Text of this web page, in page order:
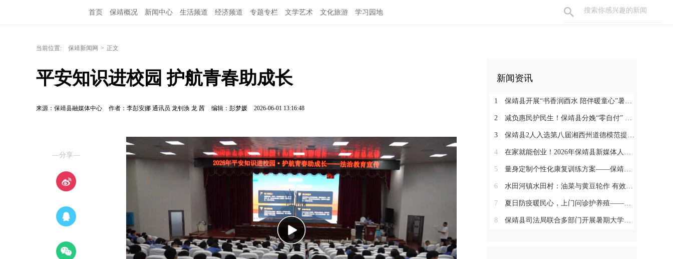
首页 保靖概况 新闻中心 生活频道 经济频道 专题专栏 文学艺术 文化旅游 学习园地
当前位置: 保靖新闻网 > 正文
平安知识进校园 护航青春助成长
来源：保靖县融媒体中心 作者：李彭安娜 通讯员 龙钊涣 龙 茜 编辑：彭梦媛 2026-06-01 13:16:48
—分享—
Play
新闻资讯
1 保靖县开展“书香润酉水 陪伴暖童心”暑期阅读关爱活动
2 减负惠民护民生！保靖县分娩“零自付” 政策落地见效 125名产妇受益
3 保靖县2人入选第八届湘西州道德模范提名奖
4 在家就能创业！2026年保靖县新媒体人才技能培训开启 助力家乡好物出圈
5 量身定制个性化康复训练方案——保靖县人民医院助力发育迟缓患儿顺利入托
6 水田河镇水田村：油菜与黄豆轮作 有效助农增收
7 夏日防疫暖民心，上门问诊护养殖——保靖县葫芦镇开展畜禽防疫服务
8 保靖县司法局联合多部门开展暑期大学生志愿者送法护童活动